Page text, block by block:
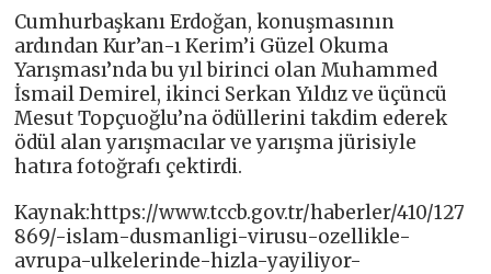
Cumhurbaşkanı Erdoğan, konuşmasının
ardından Kur’an-ı Kerim’i Güzel Okuma
Yarışması’nda bu yıl birinci olan Muhammed
İsmail Demirel, ikinci Serkan Yıldız ve üçüncü
Mesut Topçuoğlu’na ödüllerini takdim ederek
ödül alan yarışmacılar ve yarışma jürisiyle
hatıra fotoğrafı çektirdi.
Kaynak:https://www.tccb.gov.tr/haberler/410/127
869/-islam-dusmanligi-virusu-ozellikle-
avrupa-ulkelerinde-hizla-yayiliyor-